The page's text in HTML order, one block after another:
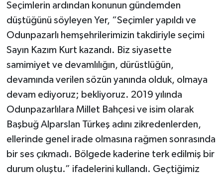
Seçimlerin ardından konunun gündemden
düştüğünü söyleyen Yer, “Seçimler yapıldı ve
Odunpazarlı hemşehrilerimizin takdiriyle seçimi
Sayın Kazım Kurt kazandı. Biz siyasette
samimiyet ve devamlılığın, dürüstlüğün,
devamında verilen sözün yanında olduk, olmaya
devam ediyoruz; bekliyoruz. 2019 yılında
Odunpazarlılara Millet Bahçesi ve isim olarak
Başbuğ Alparslan Türkeş adını zikredenlerden,
ellerinde genel irade olmasına rağmen sonrasında
bir ses çıkmadı. Bölgede kaderine terk edilmiş bir
durum oluştu.” ifadelerini kullandı. Geçtiğimiz